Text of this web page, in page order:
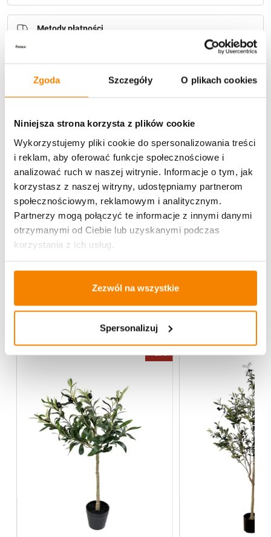
Zgoda Szczegóły O plikach cookies
Niniejsza strona korzysta z plików cookie
Wykorzystujemy pliki cookie do spersonalizowania treści
i reklam, aby oferować funkcje społecznościowe i
analizować ruch w naszej witrynie. Informacje o tym, jak
korzystasz z naszej witryny, udostępniamy partnerom
społecznościowym, reklamowym i analitycznym.
Partnerzy mogą połączyć te informacje z innymi danymi
otrzymanymi od Ciebie lub uzyskanymi podczas
korzystania z ich usług.
Zezwól na wszystkie
Spersonalizuj
hurtowniiPrzejdź do hurtowni B2B
Metody płatności
Opis produktu
Specyfikacja
Więcej z kategorii Kwiaty sztuczne
-20%